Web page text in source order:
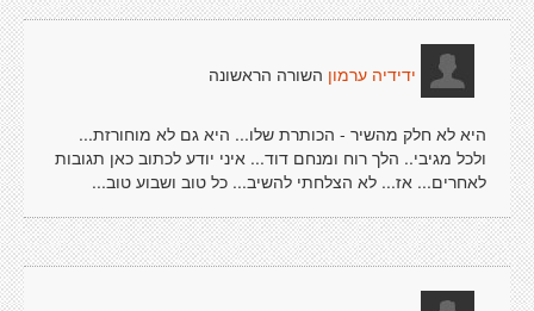
ידידיה ערמון השורה הראשונה
היא לא חלק מהשיר - הכותרת שלו... היא גם לא מוחורזת...
ולכל מגיבי.. הלך רוח ומנחם דוד... איני יודע לכתוב כאן תגובות
לאחרים... אז... לא הצלחתי להשיב... כל טוב ושבוע טוב...